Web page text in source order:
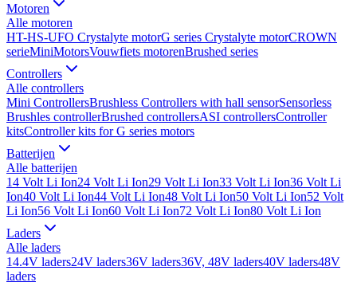
Motoren
Alle motoren
HT-HS-UFO Crystalyte motorG series Crystalyte motorCROWN
serieMiniMotorsVouwfiets motorenBrushed series
Controllers
Alle controllers
Mini ControllersBrushless Controllers with hall sensorSensorless
Brushles controllerBrushed controllersASI controllersController
kitsController kits for G series motors
Batterijen
Alle batterijen
14 Volt Li Ion24 Volt Li Ion29 Volt Li Ion33 Volt Li Ion36 Volt Li
Ion40 Volt Li Ion44 Volt Li Ion48 Volt Li Ion50 Volt Li Ion52 Volt
Li Ion56 Volt Li Ion60 Volt Li Ion72 Volt Li Ion80 Volt Li Ion
Laders
Alle laders
14.4V laders24V laders36V laders36V, 48V laders40V laders48V
laders